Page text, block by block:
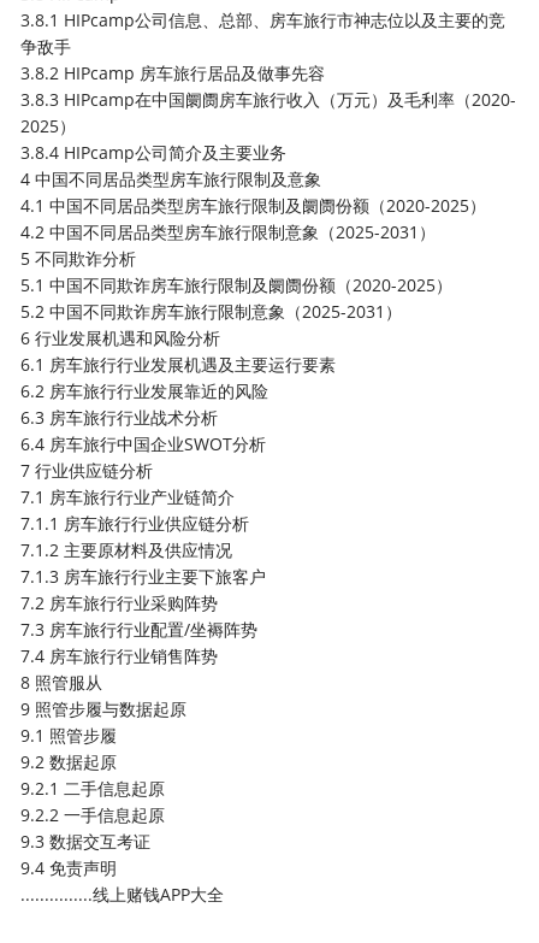
3.8.1 HIPcamp公司信息、总部、房车旅行市神志位以及主要的竞
争敌手
3.8.2 HIPcamp 房车旅行居品及做事先容
3.8.3 HIPcamp在中国阛阓房车旅行收入（万元）及毛利率（2020-
2025）
3.8.4 HIPcamp公司简介及主要业务
4 中国不同居品类型房车旅行限制及意象
4.1 中国不同居品类型房车旅行限制及阛阓份额（2020-2025）
4.2 中国不同居品类型房车旅行限制意象（2025-2031）
5 不同欺诈分析
5.1 中国不同欺诈房车旅行限制及阛阓份额（2020-2025）
5.2 中国不同欺诈房车旅行限制意象（2025-2031）
6 行业发展机遇和风险分析
6.1 房车旅行行业发展机遇及主要运行要素
6.2 房车旅行行业发展靠近的风险
6.3 房车旅行行业战术分析
6.4 房车旅行中国企业SWOT分析
7 行业供应链分析
7.1 房车旅行行业产业链简介
7.1.1 房车旅行行业供应链分析
7.1.2 主要原材料及供应情况
7.1.3 房车旅行行业主要下旅客户
7.2 房车旅行行业采购阵势
7.3 房车旅行行业配置/坐褥阵势
7.4 房车旅行行业销售阵势
8 照管服从
9 照管步履与数据起原
9.1 照管步履
9.2 数据起原
9.2.1 二手信息起原
9.2.2 一手信息起原
9.3 数据交互考证
9.4 免责声明
...............线上赌钱APP大全